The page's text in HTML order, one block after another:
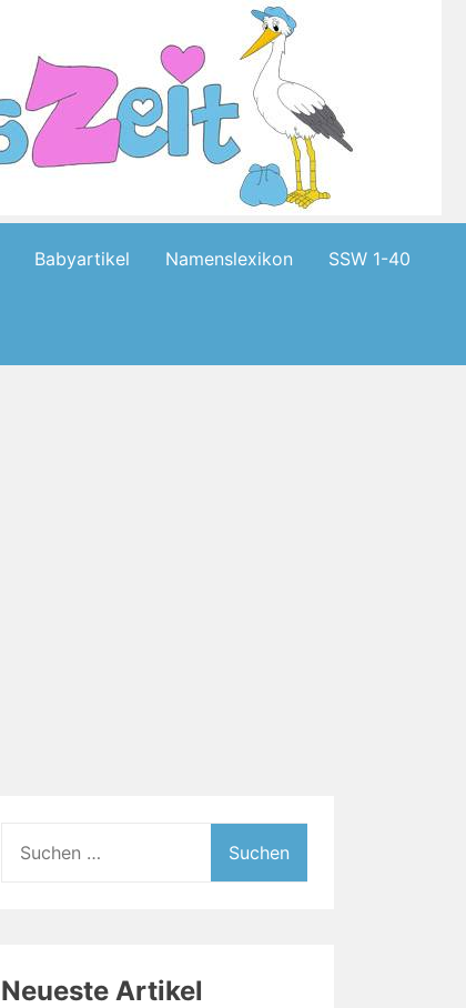
Babyartikel Namenslexikon SSW 1-40
nach:
Neueste Artikel